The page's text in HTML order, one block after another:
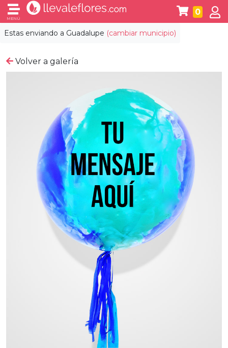
Estas enviando a Guadalupe (cambiar municipio)
MENÚ
0
Volver a galería